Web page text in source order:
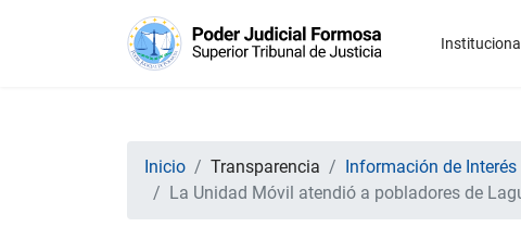
Institucional
Inicio Transparencia
Información de Interés
La Unidad Móvil atendió a pobladores de